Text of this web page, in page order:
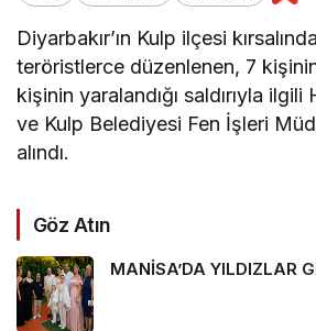
Diyarbakır’ın Kulp ilçesi
teröristlerce düzenlenen, 7
kişinin yaralandığı saldırıyla ilgili
ve Kulp Belediyesi Fen İşleri
alındı.
Göz Atın
MANİSA’DA YILDIZLAR